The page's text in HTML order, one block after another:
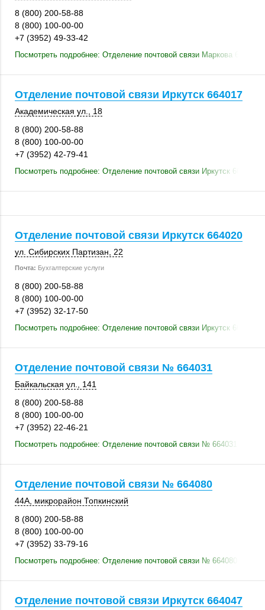
8 (800) 200-58-88
8 (800) 100-00-00
+7 (3952) 49-33-42
Посмотреть подробнее: Отделение почтовой связи Маркова 664528
Отделение почтовой связи Иркутск 664017
Академическая ул., 18
8 (800) 200-58-88
8 (800) 100-00-00
+7 (3952) 42-79-41
Посмотреть подробнее: Отделение почтовой связи Иркутск 664017
Отделение почтовой связи Иркутск 664020
ул. Сибирских Партизан, 22
Почта: Бухгалтерские услуги
8 (800) 200-58-88
8 (800) 100-00-00
+7 (3952) 32-17-50
Посмотреть подробнее: Отделение почтовой связи Иркутск 664020
Отделение почтовой связи № 664031
Байкальская ул.
141
8 (800) 200-58-88
8 (800) 100-00-00
+7 (3952) 22-46-21
Посмотреть подробнее: Отделение почтовой связи № 664031
Отделение почтовой связи № 664080
44А , микрорайон Топкинский
8 (800) 200-58-88
8 (800) 100-00-00
+7 (3952) 33-79-16
Посмотреть подробнее: Отделение почтовой связи № 664080
Отделение почтовой связи Иркутск 664047